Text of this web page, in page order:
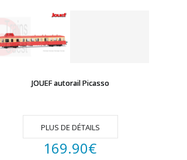
JOUEF autorail Picasso
PLUS DE DÉTAILS
169.90€